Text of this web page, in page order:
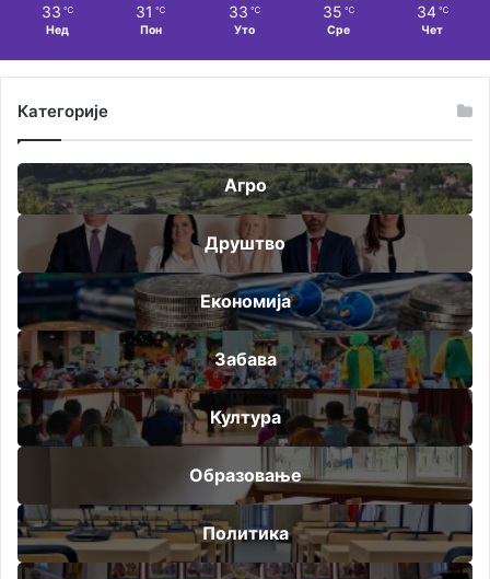
33 ℃
Нед
31 ℃
Пон
33 ℃
Уто
35 ℃
Сре
34 ℃
Чет
Категорије
Агро
Друштво
Економија
Забава
Култура
Образовање
Политика